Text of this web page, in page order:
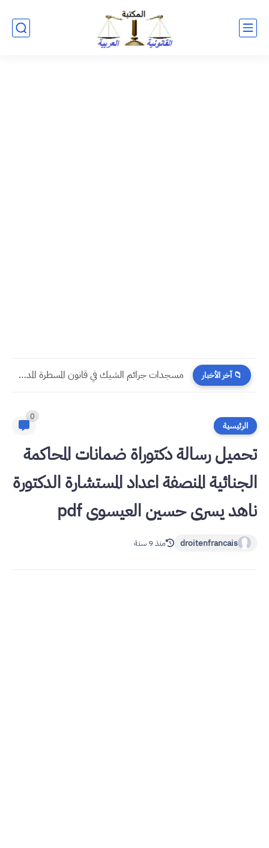
📁 آخر الأخبار مستجدات القانون المتعلق بتعويض عن حوادث السير 2026
الرئيسية
0
تحميل رسالة دكتوراة ضمانات المحاكمة
الجنائية المنصفة اعداد المستشارة الدكتورة
ناهد يسرى حسين العيسوى pdf
droitenfrancais منذ 9 سنة